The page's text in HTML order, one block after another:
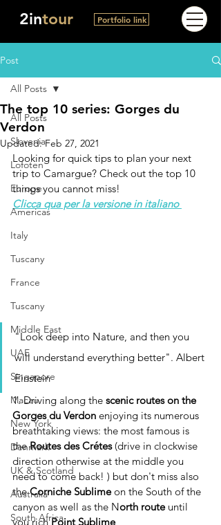
2intour Portfolio link
Post
All Posts
Slovenia
Lofoten
Europe
Americas
Italy
Tuscany
France
Tuscany
Middle East
UAE
Singapore
Macau
New York
Denmark
UK & Scotland
Australia
South Africa
All Posts
The top 10 series: Gorges du
Verdon
Updated:Feb 27, 2021
Looking for quick tips to plan your next
trip to Camargue? Check out the top 10
things you cannot miss!
Clicca qua per la versione in italiano
"Look deep into Nature, and then you
will understand everything better". Albert
Einstein
1. Driving along the scenic routes on the
Gorges du Verdon enjoying its numerous
breathtaking views: the most famous is
the Routes des Crétes (drive in clockwise
direction otherwise at the middle you
need to come back! ) but don't miss also
the Corniche Sublime on the South of the
canyon as well as the North route until
you rich Point Sublime